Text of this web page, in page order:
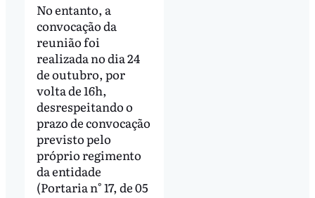
No entanto, a
convocação da
reunião foi
realizada no dia 24
de outubro, por
volta de 16h,
desrespeitando o
prazo de convocação
previsto pelo
próprio regimento
da entidade
(Portaria n° 17, de 05